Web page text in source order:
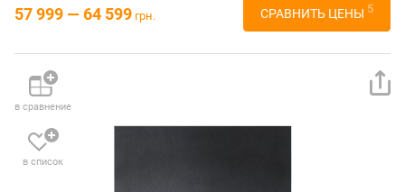
57 999 — 64 599 грн. СРАВНИТЬ ЦЕНЫ 5
в сравнение
в список